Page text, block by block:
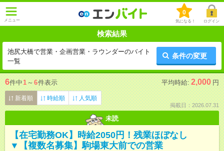
メニュー
0
気になる！ ログイン
検索結果
池尻大橋で営業・企画営業・ラウンダーのバイト
一覧
条件の変更
6件中1 ～ 6件表示 平均時給: 2,000 円
新着順 時給順 人気順
掲載日：2026.07.31
未読
【在宅勤務OK】時給2050円！残業ほぼなし
▼【複数名募集】駒場東大前での営業